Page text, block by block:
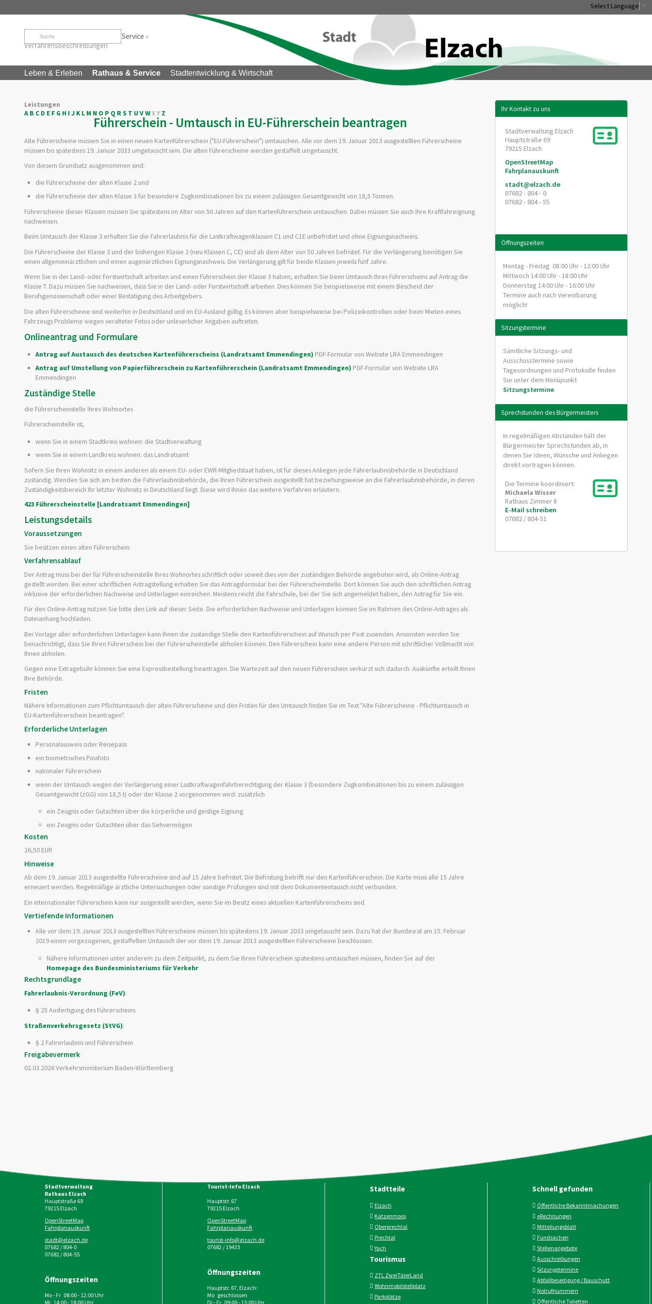
Select Language
Startseite Service »
Verfahrensbeschreibungen
Leben & Erleben Rathaus & Service Stadtentwicklung & Wirtschaft
Leistungen
A B C D E F G H I J K L M N O P Q RS T U VWXY Z
Führerschein - Umtausch in EU-Führerschein beantragen
Alte Führerscheine müssen Sie in einen neuen Kartenführerschein ("EU-Führerschein") umtauschen. Alle vor dem 19. Januar 2013 ausgestellten Führerscheine
müssen bis spätestens 19. Januar 2033 umgetauscht sein. Die alten Führerscheine werden gestaffelt umgetauscht.
Von diesem Grundsatz ausgenommen sind:
die Führerscheine der alten Klasse 2 und
die Führerscheine der alten Klasse 3 für besondere Zugkombinationen bis zu einem zulässigen Gesamtgewicht von 18,5 Tonnen.
Führerscheine dieser Klassen müssen Sie spätestens im Alter von 50 Jahren auf den Kartenführerschein umtauschen. Dabei müssen Sie auch Ihre Kraftfahreignung
nachweisen.
Beim Umtausch der Klasse 3 erhalten Sie die Fahrerlaubnis für die Lastkraftwagenklassen C1 und C1E unbefristet und ohne Eignungsnachweis.
Die Führerscheine der Klasse 3 und der bisherigen Klasse 2 (neu Klassen C, CE) sind ab dem Alter von 50 Jahren befristet. Für die Verlängerung benötigen Sie
einen allgemeinärztlichen und einen augenärztlichen Eignungsnachweis. Die Verlängerung gilt für beide Klassen jeweils fünf Jahre.
Wenn Sie in der Land- oder Forstwirtschaft arbeiten und einen Führerschein der Klasse 3 haben, erhalten Sie beim Umtausch Ihres Führerscheins auf Antrag die
Klasse T. Dazu müssen Sie nachweisen, dass Sie in der Land- oder Forstwirtschaft arbeiten. Dies können Sie beispielsweise mit einem Bescheid der
Berufsgenossenschaft oder einer Bestätigung des Arbeitgebers.
Die alten Führerscheine sind weiterhin in Deutschland und im EU-Ausland gültig. Es können aber beispielsweise bei Polizeikontrollen oder beim Mieten eines
Fahrzeugs Probleme wegen veralteter Fotos oder unleserlicher Angaben auftreten.
Onlineantrag und Formulare
Antrag auf Austausch des deutschen Kartenführerscheins (Landratsamt Emmendingen) PDF-Formular von Website LRA Emmendingen
Antrag auf Umstellung von Papierführerschein zu Kartenführerschein (Landratsamt Emmendingen) PDF-Formular von Website LRA
Emmendingen
Zuständige Stelle
die Führerscheinstelle Ihres Wohnortes
Führerscheinstelle ist,
wenn Sie in einem Stadtkreis wohnen: die Stadtverwaltung
wenn Sie in einem Landkreis wohnen: das Landratsamt
Sofern Sie Ihren Wohnsitz in einem anderen als einem EU- oder EWR-Mitgliedstaat haben, ist für dieses Anliegen jede Fahrerlaubnisbehörde in Deutschland
zuständig. Wenden Sie sich am besten die Fahrerlaubnisbehörde, die Ihren Führerschein ausgestellt hat beziehungsweise an die Fahrerlaubnisbehörde, in deren
Zuständigkeitsbereich Ihr letzter Wohnsitz in Deutschland liegt. Diese wird Ihnen das weitere Verfahren erläutern.
423 Führerscheinstelle [Landratsamt Emmendingen]
Leistungsdetails
Voraussetzungen
Sie besitzen einen alten Führerschein.
Verfahrensablauf
Der Antrag muss bei der für Führerscheinstelle Ihres Wohnortes schriftlich oder soweit dies von der zuständigen Behörde angeboten wird, als Online-Antrag
gestellt werden. Bei einer schriftlichen Antragstellung erhalten Sie das Antragsformular bei der Führerscheinstelle. Dort können Sie auch den schriftlichen Antrag
inklusive der erforderlichen Nachweise und Unterlagen einreichen. Meistens reicht die Fahrschule, bei der Sie sich angemeldet haben, den Antrag für Sie ein.
Für den Online-Antrag nutzen Sie bitte den Link auf dieser Seite. Die erforderlichen Nachweise und Unterlagen können Sie im Rahmen des Online-Antrages als
Dateianhang hochladen.
Bei Vorlage aller erforderlichen Unterlagen kann Ihnen die zuständige Stelle den Kartenführerschein auf Wunsch per Post zusenden. Ansonsten werden Sie
benachrichtigt, dass Sie Ihren Führerschein bei der Führerscheinstelle abholen können. Den Führerschein kann eine andere Person mit schriftlicher Vollmacht von
Ihnen abholen.
Gegen eine Extragebühr können Sie eine Expressbestellung beantragen. Die Wartezeit auf den neuen Führerschein verkürzt sich dadurch. Auskünfte erteilt Ihnen
Ihre Behörde.
Fristen
Nähere Informationen zum Pflichtumtausch der alten Führerscheine und den Fristen für den Umtausch finden Sie im Text "Alte Führerscheine - Pflichtumtausch in
EU-Kartenführerschein beantragen".
Erforderliche Unterlagen
Personalausweis oder Reisepass
ein biometrisches Passfoto
nationaler Führerschein
wenn der Umtausch wegen der Verlängerung einer Lastkraftwagenfahrberechtigung der Klasse 3 (besondere Zugkombinationen bis zu einem zulässigen
Gesamtgewicht (zGG) von 18,5 t) oder der Klasse 2 vorgenommen wird: zusätzlich
ein Zeugnis oder Gutachten über die körperliche und geistige Eignung
ein Zeugnis oder Gutachten über das Sehvermögen
Kosten
26,50 EUR
Hinweise
Ab dem 19. Januar 2013 ausgestellte Führerscheine sind auf 15 Jahre befristet. Die Befristung betrifft nur den Kartenführerschein. Die Karte muss alle 15 Jahre
erneuert werden. Regelmäßige ärztliche Untersuchungen oder sonstige Prüfungen sind mit dem Dokumententausch nicht verbunden.
Ein internationaler Führerschein kann nur ausgestellt werden, wenn Sie im Besitz eines aktuellen Kartenführerscheins sind.
Vertiefende Informationen
Alle vor dem 19. Januar 2013 ausgestellten Führerscheine müssen bis spätestens 19. Januar 2033 umgetauscht sein. Dazu hat der Bundesrat am 15. Februar
2019 einen vorgezogenen, gestaffelten Umtausch der vor dem 19. Januar 2013 ausgestellten Führerscheine beschlossen.
Nähere Informationen unter anderem zu dem Zeitpunkt, zu dem Sie Ihren Führerschein spätestens umtauschen müssen, finden Sie auf der
Homepage des Bundesministeriums für Verkehr
Rechtsgrundlage
Fahrerlaubnis-Verordnung (FeV):
§ 25 Ausfertigung des Führerscheins
Straßenverkehrsgesetz (StVG):
§ 2 Fahrerlaubnis und Führerschein
Freigabevermerk
02.03.2026 Verkehrsministerium Baden-Württemberg
Ihr Kontakt zu uns
Stadtverwaltung Elzach
Hauptstraße 69
79215 Elzach
OpenStreetMap
Fahrplanauskunft
stadt@elzach.de
07682 - 804 - 0
07682 - 804 - 55
Öffnungszeiten
Montag - Freitag 08:00 Uhr - 12:00 Uhr
Mittwoch 14:00 Uhr - 18:00 Uhr
Donnerstag 14:00 Uhr - 16:00 Uhr
Termine auch nach Vereinbarung
möglich!
Sitzungstermine
Sämtliche Sitzungs- und
Ausschusstermine sowie
Tagesordnungen und Protokolle finden
Sie unter dem Menüpunkt
Sitzungstermine.
Sprechstunden des Bürgermeisters
In regelmäßigen Abständen hält der
Bürgermeister Sprechstunden ab, in
denen Sie Ideen, Wünsche und Anliegen
direkt vortragen können.
Die Termine koordiniert:
Michaela Wisser
Rathaus Zimmer 8
E-Mail schreiben
07682 / 804-51
Stadtverwaltung
Rathaus Elzach
Hauptstraße 69
79215Elzach
OpenStreetMap
Fahrplanauskunft
stadt@elzach.de
07682 / 804-0
07682 / 804-55
Öffnungszeiten
Mo - Fr 08:00 - 12:00 Uhr
Mi 14:00 - 18:00 Uhr
Tourist-Info Elzach
Hauptstr. 67
79215Elzach
OpenStreetMap
Fahrplanauskunft
tourist-info@elzach.de
07682 / 19433
Öffnungszeiten
Hauptstr. 67, Elzach:
Mo geschlossen
Di - Fr 09:00 - 13:00 Uhr
Stadtteile
Elzach
Katzenmoos
Oberprechtal
Prechtal
Yach
Tourismus
ZTL ZweiTälerLand
Wohnmobilstellplatz
Parkplätze
Schnell gefunden
Öffentliche Bekanntmachungen
eRechnungen
Mitteilungsblatt
Fundsachen
Stellenangebote
Ausschreibungen
Sitzungstermine
Abfallbeseitigung / Bauschutt
Notrufnummern
Öffentliche Toiletten